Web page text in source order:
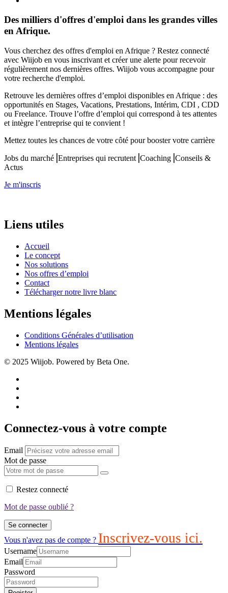
Des milliers d'offres d'emploi dans les grandes villes
en Afrique.
Vous cherchez des offres d'emploi en Afrique ? Restez connecté
avec Wiijob en vous inscrivant et créer une alerte pour recevoir
régulièrement nos dernières offres. Wiijob vous accompagne pour
votre recherche d'emploi.
Retrouve les dernières offres d’emploi disponibles en Afrique : des
opportunités en Stages, Vacations, Prestations, Intérim, CDI , CDD
ou Freelance. Trouve l’offre d’emploi qui correspond à tes attentes
et intègre l’entreprise qui te convient !
Mettez toutes les chances de votre côté pour booster votre carrière
Jobs du marché⎟Entreprises qui recrutent⎟Coaching⎟Conseils &
Actus
Je m'inscris
Liens utiles
Accueil
Le concept
Nos solutions
Nos offres d’emploi
Contact
Télécharger notre livre blanc
Mentions légales
Conditions Générales d’utilisation
Mentions légales
© 2025 Wiijob. Powered by Beta One.
Connectez-vous à votre compte
Email
Mot de passe
Restez connecté
Mot de passe oublié ?
Se connecter
Vous n'avez pas de compte ? Inscrivez-vous ici.
Username
Email
Password